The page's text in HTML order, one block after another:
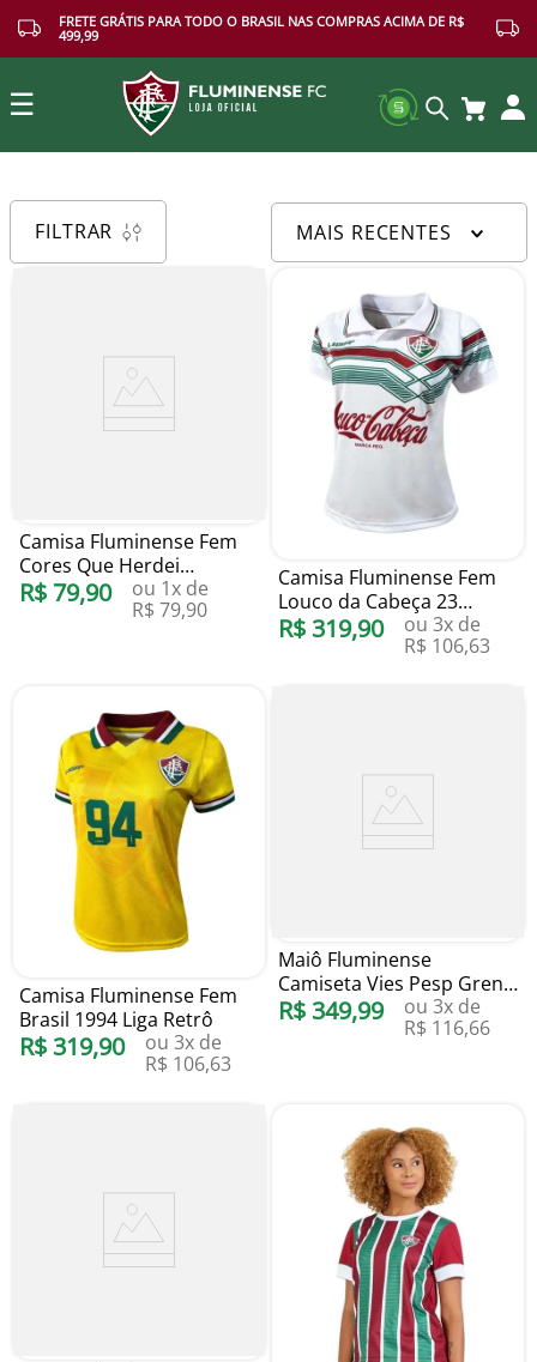
FRETE GRÁTIS PARA TODO O BRASIL NAS COMPRAS ACIMA DE R$
499,99
☰
FILTRAR MAIS RECENTES
Camisa Fluminense Fem
Cores Que Herdei
Braziline
R$ 79,90 ou 1x de
R$ 79,90
Camisa Fluminense Fem
Louco da Cabeça 23
Branca Liga Retrô
R$ 319,90 ou 3x de
R$ 106,63
Camisa Fluminense Fem
Brasil 1994 Liga Retrô
R$ 319,90 ou 3x de
R$ 106,63
Maiô Fluminense
Camiseta Vies Pesp Grená
Blueman
R$ 349,99 ou 3x de
R$ 116,66